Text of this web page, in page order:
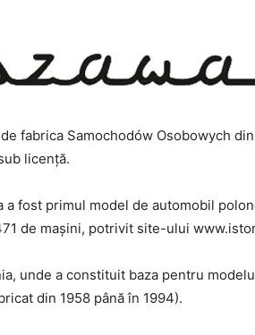
fabrica Samochodów Osobowych
licență.
fost primul model de automobil
de mașini, potrivit site-ului
unde a constituit baza pentru
din 1958 până în 1994).